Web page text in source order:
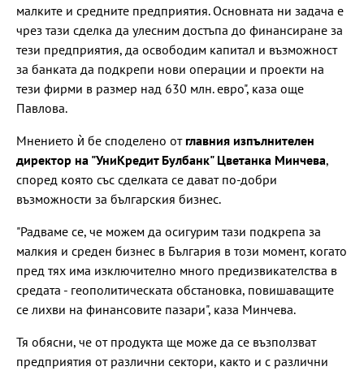
малките и средните предприятия. Основната ни задача е
чрез тази сделка да улесним достъпа до финансиране за
тези предприятия, да освободим капитал и възможност
за банката да подкрепи нови операции и проекти на
тези фирми в размер над 630 млн. евро", каза още
Павлова.
Мнението ѝ бе споделено отглавния изпълнителен
директор на "УниКредит Булбанк" Цветанка Минчева,
според която със сделката се дават по-добри
възможности за българския бизнес.
"Радваме се, че можем да осигурим тази подкрепа за
малкия и среден бизнес в България в този момент, когато
пред тях има изключително много предизвикателства в
средата - геополитическата обстановка, повишаващите
се лихви на финансовите пазари", каза Минчева.
Тя обясни, че от продукта ще може да се възползват
предприятия от различни сектори, както и с различни